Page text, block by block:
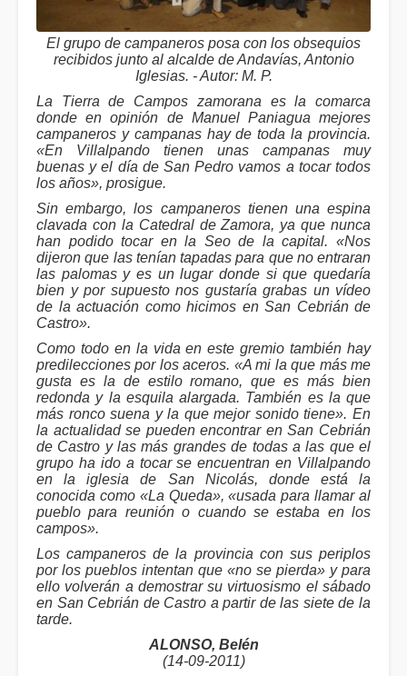
El grupo de campaneros posa con los obsequios
recibidos junto al alcalde de Andavías, Antonio
Iglesias. - Autor: M. P.
La Tierra de Campos zamorana es la comarca
donde en opinión de Manuel Paniagua mejores
campaneros y campanas hay de toda la provincia.
«En Villalpando tienen unas campanas muy
buenas y el día de San Pedro vamos a tocar todos
los años», prosigue.
Sin embargo, los campaneros tienen una espina
clavada con la Catedral de Zamora, ya que nunca
han podido tocar en la Seo de la capital. «Nos
dijeron que las tenían tapadas para que no entraran
las palomas y es un lugar donde si que quedaría
bien y por supuesto nos gustaría grabas un vídeo
de la actuación como hicimos en San Cebrián de
Castro».
Como todo en la vida en este gremio también hay
predilecciones por los aceros. «A mi la que más me
gusta es la de estilo romano, que es más bien
redonda y la esquila alargada. También es la que
más ronco suena y la que mejor sonido tiene». En
la actualidad se pueden encontrar en San Cebrián
de Castro y las más grandes de todas a las que el
grupo ha ido a tocar se encuentran en Villalpando
en la iglesia de San Nicolás, donde está la
conocida como «La Queda», «usada para llamar al
pueblo para reunión o cuando se estaba en los
campos».
Los campaneros de la provincia con sus periplos
por los pueblos intentan que «no se pierda» y para
ello volverán a demostrar su virtuosismo el sábado
en San Cebrián de Castro a partir de las siete de la
tarde.
ALONSO, Belén
(14-09-2011)